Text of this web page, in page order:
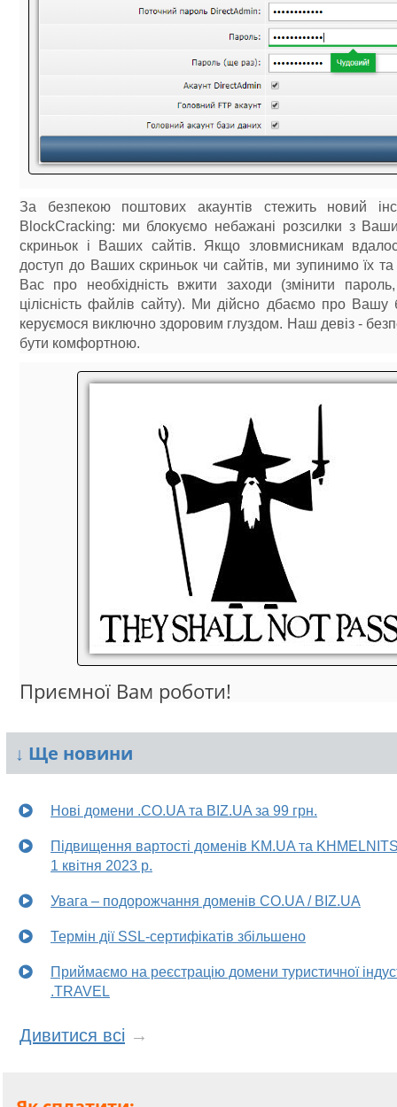
За безпекою поштових акаунтів стежить новий
BlockCracking: ми блокуємо небажані розсилки з
скриньок і Ваших сайтів. Якщо зловмисникам
доступ до Ваших скриньок чи сайтів, ми зупинимо їх
Вас про необхідність вжити заходи (змінити
цілісність файлів сайту). Ми дійсно дбаємо про Вашу
керуємося виключно здоровим глуздом. Наш девіз -
бути комфортною.
Приємної Вам роботи!
↓ Ще новини
Нові домени .CO.UA та BIZ.UA за 99 грн.
Підвищення вартості доменів KM.UA та
1 квітня 2023 р.
Увага – подорожчання доменів CO.UA / BIZ.UA
Термін дії SSL-сертифікатів збільшено
Приймаємо на реєстрацію домени туристичної
.TRAVEL
Дивитися всі →